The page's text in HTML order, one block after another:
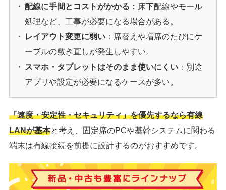
配線に手間とコストがかかる ：床下配線やモール
処理など、工事が必要になる場合がある。
レイアウト変更に弱い：席替えや増席のたびにケ
ーブルの敷き直しが発生しやすい。
スマホ・タブレットはそのまま使いにくい：別途
アプリや設定が必要になるケースが多い。
「速度・安定性・セキュリティ」を優先するなら有線
LANが基本と考え、固定席のPCや基幹システムに関わる
端末は有線接続を前提に設計するのがおすすめです。